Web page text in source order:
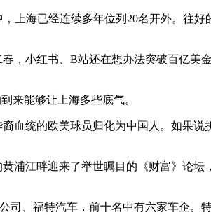
上海已经连续多年位列20名开外。往
，小红书、B站还在想办法突破百亿
来能够让上海多些底气。
血统的欧美球员归化为中国人。如果
浦江畔迎来了举世瞩目的《财富》论
司、福特汽车，前十名中有六家车企